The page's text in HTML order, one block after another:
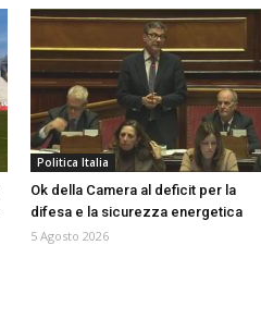
Politica Italia
Ok della Camera al deficit per la
difesa e la sicurezza energetica
5 Agosto 2026